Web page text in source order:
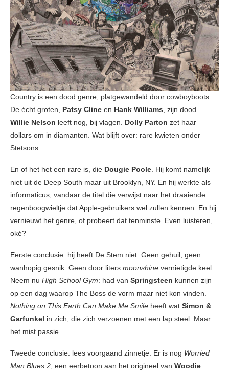
Country is een dood genre, platgewandeld door cowboyboots.
De écht groten, Patsy Cline en Hank Williams, zijn dood.
Willie Nelson leeft nog, bij vlagen. Dolly Parton zet haar
dollars om in diamanten. Wat blijft over: rare kwieten onder
Stetsons.
En of het het een rare is, die Dougie Poole. Hij komt namelijk
niet uit de Deep South maar uit Brooklyn, NY. En hij werkte als
informaticus, vandaar de titel die verwijst naar het draaiende
regenboogwieltje dat Apple-gebruikers wel zullen kennen. En hij
vernieuwt het genre, of probeert dat tenminste. Even luisteren,
oké?
Eerste conclusie: hij heeft De Stem niet. Geen gehuil, geen
wanhopig gesnik. Geen door liters moonshine vernietigde keel.
Neem nu High School Gym: had van Springsteen kunnen zijn
op een dag waarop The Boss de vorm maar niet kon vinden.
Nothing on This Earth Can Make Me Smile heeft wat Simon &
Garfunkel in zich, die zich verzoenen met een lap steel. Maar
het mist passie.
Tweede conclusie: lees voorgaand zinnetje. Er is nog Worried
Man Blues 2, een eerbetoon aan het origineel van Woodie